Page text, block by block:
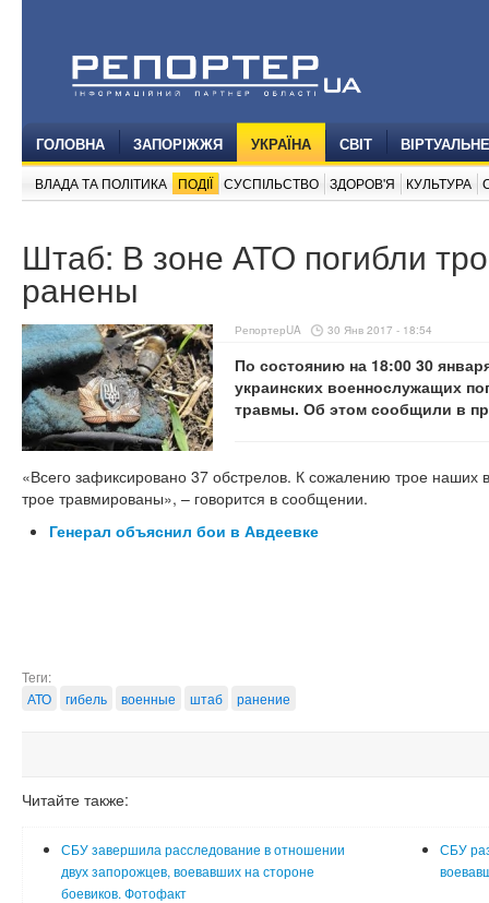
ГОЛОВНА ЗАПОРІЖЖЯ УКРАЇНА СВІТ
ВЛАДА ТА ПОЛІТИКА ПОДІЇ СУСПІЛЬСТВО ЗДОРОВ'Я КУЛЬТУРА
Штаб: В зоне АТО погибли
ранены
РепортерUA 30 Янв 2017 - 18:54
По состоянию на 18:00 30
украинских военнослужащих
травмы. Об этом сообщили в
«Всего зафиксировано 37 обстрелов. К сожалению трое наших
трое травмированы», – говорится в сообщении.
Генерал объяснил бои в Авдеевке
Теги:
АТО
гибель военные штаб ранение
Читайте также:
СБУ завершила расследование в отношении
двух запорожцев, воевавших на стороне
боевиков. Фотофакт
СБУ